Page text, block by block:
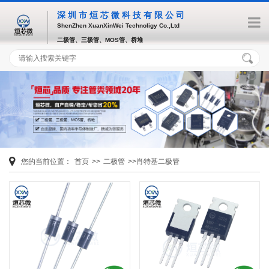
深圳市烜芯微科技有限公司
ShenZhen XuanXinWei Technoligy Co.,Ltd
二极管、三极管、MOS管、桥堆
您的当前位置： 首页 >> 二极管 >>肖特基二极管